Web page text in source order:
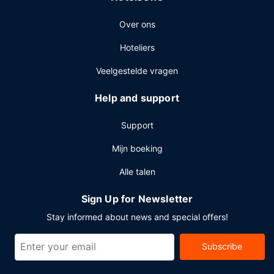
stomerij/wasserijservice, een 24-uurs receptie en meertalig
personeel. Plan je een evenement in Pattaya? Kies voor dit
resort met 988 vierkante meter aan ruimte, waaronder een
conferentieruimte en 8 vergaderruimtes. Ter plaatse heb je
gratis parkeerplaatsen.
Over ons
Hoteliers
Veelgestelde vragen
Help and support
Support
Mijn boeking
Alle talen
Sign Up for Newsletter
Stay informed about news and special offers!
Subscribe